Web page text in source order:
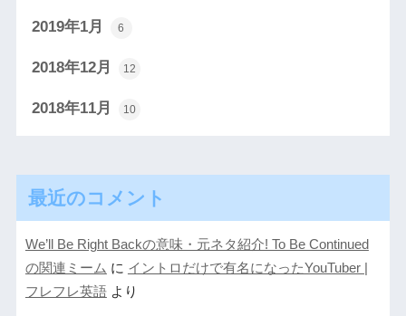
2019年1月 6
2018年12月 12
2018年11月 10
最近のコメント
We’ll Be Right Backの意味・元ネタ紹介! To Be Continued
の関連ミーム に イントロだけで有名になったYouTuber |
フレフレ英語より